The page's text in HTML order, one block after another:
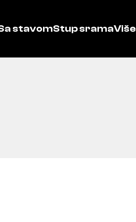
stavomStup sramaViše